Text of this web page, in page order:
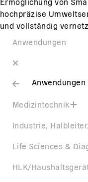
hochpräzise
und vollständig
Anwendungen
Anwendungen
Medizintechnik
Industrie,
Life Sciences &
HLK/